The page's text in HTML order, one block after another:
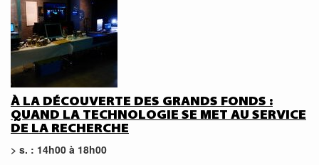
À LA DÉCOUVERTE DES GRANDS FONDS :
QUAND LA TECHNOLOGIE SE MET AU SERVICE
DE LA RECHERCHE
> s. : 14h00 à 18h00